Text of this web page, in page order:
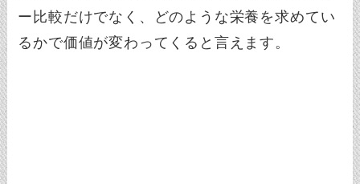
ー比較だけでなく、どのような栄養を求めてい
るかで価値が変わってくると言えます。